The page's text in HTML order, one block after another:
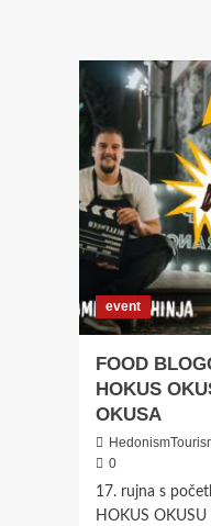
VADIS
ZAŠTO
JE
BOLJE
OSTATI“
event
FOOD
HOKUS
OKUSA
0
17. rujna s
HOKUS